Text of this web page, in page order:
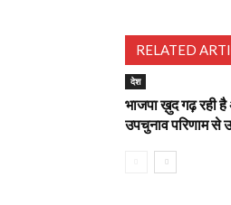
RELATED
देश
भाजपा ख़ुद गढ़ रही है
उपचुनाव परिणाम से